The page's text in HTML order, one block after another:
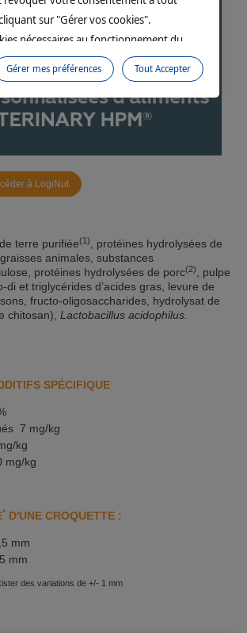
à LogiNut
terre purifiée(1)
, protéines hydrolysées de
animales, substances
protéines hydrolysées de porc(2)
, pulpe
di et triglycérides d’acides gras, levure de
fructo-oligosaccharides, hydrolysat de
chitosan), Lactobacillus acidophilus.
SPÉCIFIQUE
7 mg/kg
kg
mg/kg
* D'UNE CROQUETTE :
mm
mm
des variations de +/- 1 mm
sur "Gérer vos cookies".
nécessaires au fonctionnement du
sans votre consentement. Ils
facilitent votre navigation sur le site. En
sans accepter” aucun cookie
consentement ne sera déposé.
vous pouvez consulter
de protection des donnéeset notre
Tout Accepter
Gérer mes préférences